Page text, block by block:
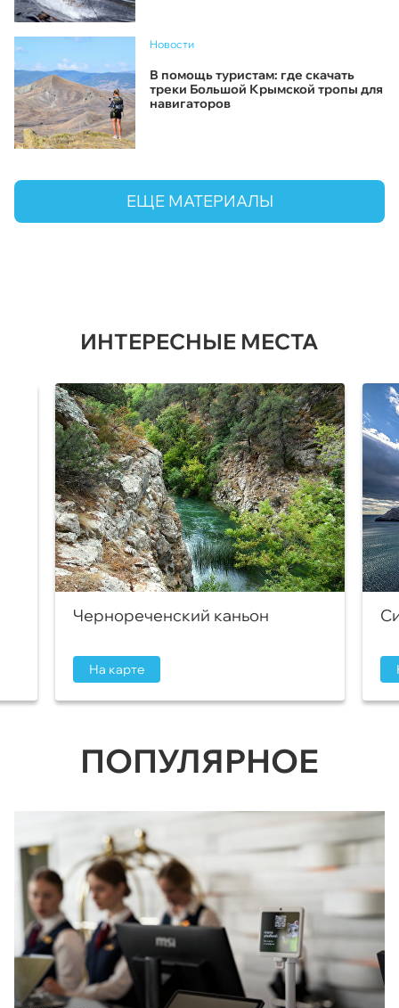
Новости
В помощь туристам: где скачать
треки Большой Крымской тропы для
навигаторов
ЕЩЕ МАТЕРИАЛЫ
ИНТЕРЕСНЫЕ МЕСТА
Чернореченский каньон
На карте
ПОПУЛЯРНОЕ